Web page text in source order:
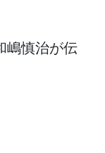
嶋慎治が伝